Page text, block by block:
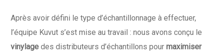
Après avoir défini le type d’échantillonnage à effectuer,
l’équipe Kuvut s’est mise au travail : nous avons conçu le
vinylage des distributeurs d’échantillons pour maximiser